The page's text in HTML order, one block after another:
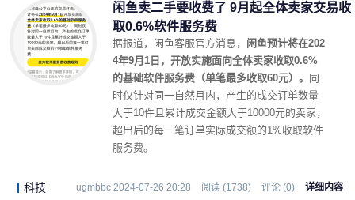
闲鱼卖二手要收费了 9月起全体卖家交易收
取0.6%软件服务费
据报道，闲鱼客服官方消息， 闲鱼预计将在202
4年9月1日，开放实施面向全体卖家收取0.6%
的基础软件服务费（单笔最多收取60元）。
同
时仅针对同一自然月内，产生的成交订单数量
大于10件且累计成交金额大于10000元的卖家，
超出后的每一笔订单实际成交额的1%收取软件
服务费。
科技 ugmbbc 2024-07-26 20:28 阅读 (1738) 评论 (0) 详细内容